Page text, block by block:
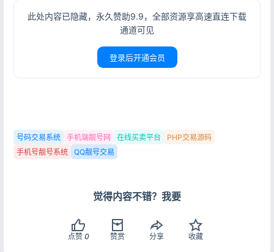
此处内容已隐藏，永久赞助9.9，全部资源享高速直连下载
通道可见
登录后开通会员
号码交易系统 手机端靓号网 在线买卖平台
PHP交易源码
手机号靓号系统
QQ靓号交易
觉得内容不错？我要
点赞 0 赞赏 分享 收藏